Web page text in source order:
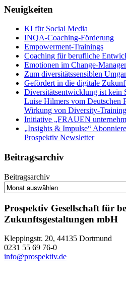
Neuigkeiten
KI für Social Media
INQA-Coaching-Förderung
Empowerment-Trainings
Coaching für berufliche
Emotionen im Change-
Zum diversitätssensiblen
Gefördert in die digitale
Diversitätsentwicklung ist kein
Luise Hilmers vom Deutschen
Wirkung von Diversity-
Initiative „FRAUEN
„Insights & Impulse“
Prospektiv Newsletter
Beitragsarchiv
Beitragsarchiv
Prospektiv Gesellschaft für
Zukunftsgestaltungen mbH
Kleppingstr. 20, 44135 Dortmund
0231 55 69 76-0
info@prospektiv.de